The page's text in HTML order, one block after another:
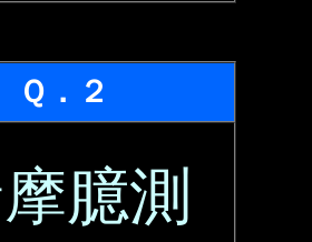
Ｑ．２
臆測